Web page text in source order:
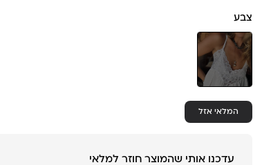
צבע
המלאי אזל
עדכנו אותי שהמוצר חוזר למלאי